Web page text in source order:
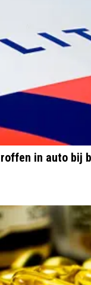
in auto bij